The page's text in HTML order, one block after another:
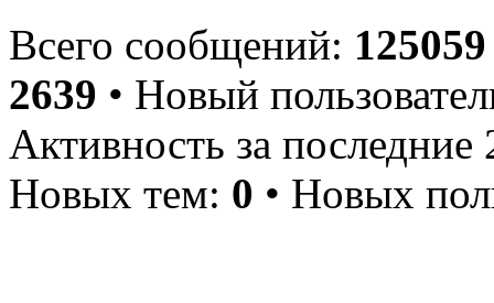
Всего сообщений: 125059
2639 • Новый
Активность за
Новых тем: 0 • Новых